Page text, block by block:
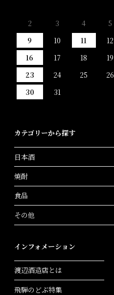
2
3 4 5
9
10 11 12
16
17 18 19
23
24 25 26
30
31
カテゴリーから探す
日本酒
焼酎
食品
その他
インフォメーション
渡辺酒造店とは
飛騨のどぶ特集